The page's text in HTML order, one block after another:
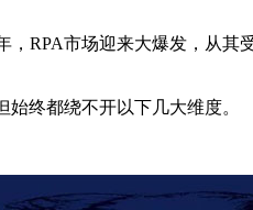
RPA市场迎来大爆发，从
终都绕不开以下几大维度。